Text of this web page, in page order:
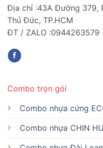
Địa chỉ :43A Đường 379,
Thủ Đức, TP.HCM
ĐT / ZALO
Combo trọn gói
Combo nhựa cứng
Combo nhựa CHIN